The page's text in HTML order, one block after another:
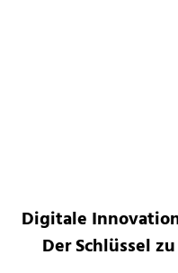
Digitale
Der Schlüssel